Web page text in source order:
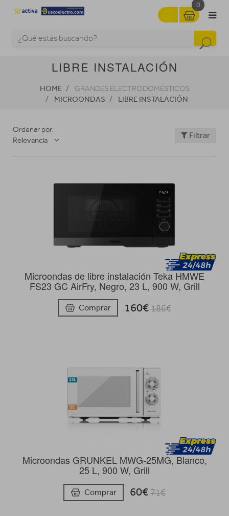
0
LIBRE INSTALACIÓN
HOME GRANDES ELECTRODOMÉSTICOS
MICROONDAS LIBRE INSTALACIÓN
Ordenar por:
Relevancia
Filtrar
Microondas de libre instalación Teka HMWE
FS23 GC AirFry, Negro, 23 L, 900 W, Grill
Comprar 160€186€
Microondas GRUNKEL MWG-25MG, Blanco,
25 L, 900 W, Grill
Comprar 60€71€